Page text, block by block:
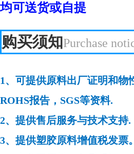
均可送货或自提
购买须知Purchase
1、可提供原料出厂证明和物
ROHS报告，SGS等资料.
2、提供售后服务与技术支持.
3、提供塑胶原料增值税发票。